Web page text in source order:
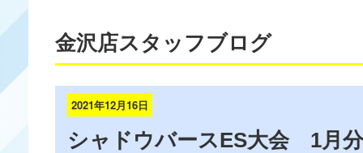
金沢店スタッフブログ
2021年12月16日
シャドウバースES大会 1月